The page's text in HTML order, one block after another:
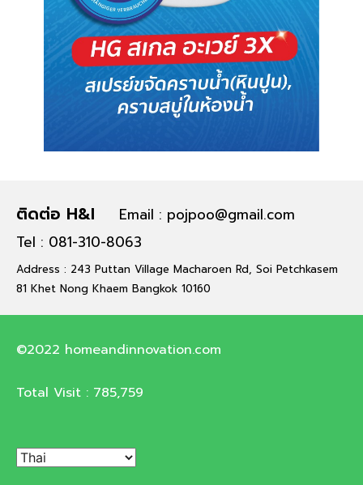
ติดต่อ H&I
Email : pojpoo@gmail.com
Tel : 081-310-8063
Address : 243 Puttan Village Macharoen Rd, Soi Petchkasem
81 Khet Nong Khaem Bangkok 10160
©2022 homeandinnovation.com
Total Visit : 785,759